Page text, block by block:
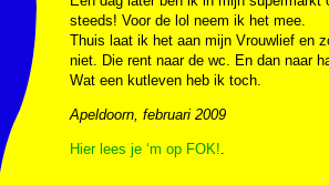
steeds! Voor de lol neem ik het mee.
Thuis laat ik het aan mijn Vrouwlief en
niet. Die rent naar de wc. En dan naar
Wat een kutleven heb ik toch.
Apeldoorn, februari 2009
Hier lees je ‘m op FOK!.